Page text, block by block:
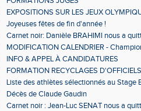
EXPOSITIONS SUR LES JEUX
Joyeuses fêtes de fin d'année !
Carnet noir: Danièle BRAHIMI nous a
MODIFICATION CALENDRIER -
INFO & APPEL À CANDIDATURES
FORMATION RECYCLAGES D'OFFICIELS
Liste des athlètes sélectionnés au Stage
Décès de Claude Gaudin
Carnet noir : Jean-Luc SENAT nous a